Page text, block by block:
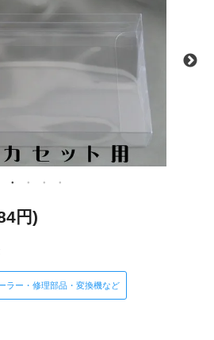
円)
ラー・修理部品・変換機など